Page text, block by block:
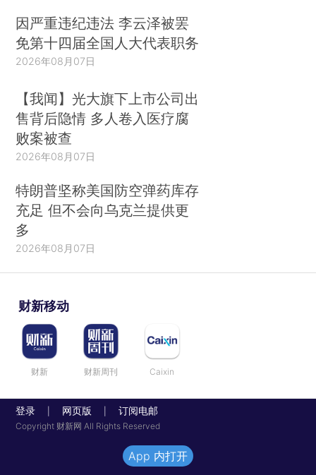
因严重违纪违法 李云泽被罢
免第十四届全国人大代表职务
2026年08月07日
【我闻】光大旗下上市公司出
售背后隐情 多人卷入医疗腐
败案被查
2026年08月07日
特朗普坚称美国防空弹药库存
充足 但不会向乌克兰提供更
多
2026年08月07日
财新移动
财新 财新周刊 Caixin
登录 网页版 订阅电邮
Copyright 财新网 All Rights Reserved
App 内打开